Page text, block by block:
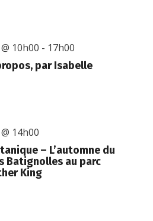
par Isabelle
10h00 - 17h00
– L’automne du
Batignolles au parc
King
14h00